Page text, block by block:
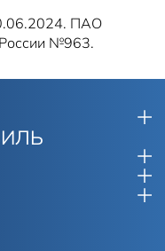
ПАО
№963.